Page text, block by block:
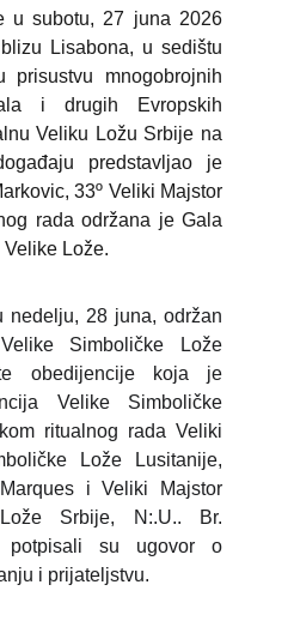
u subotu, 27 juna 2026
Lisabona, u sedištu
mnogobrojnih
i drugih Evropskih
Veliku Ložu Srbije na
predstavljao je
33º Veliki Majstor
rada održana je Gala
Lože.
nedelju, 28 juna, održan
Simboličke Lože
obedijencije koja je
Velike Simboličke
ritualnog rada Veliki
Lože Lusitanije,
i Veliki Majstor
Srbije, N:.U.. Br.
potpisali su ugovor o
i prijateljstvu.